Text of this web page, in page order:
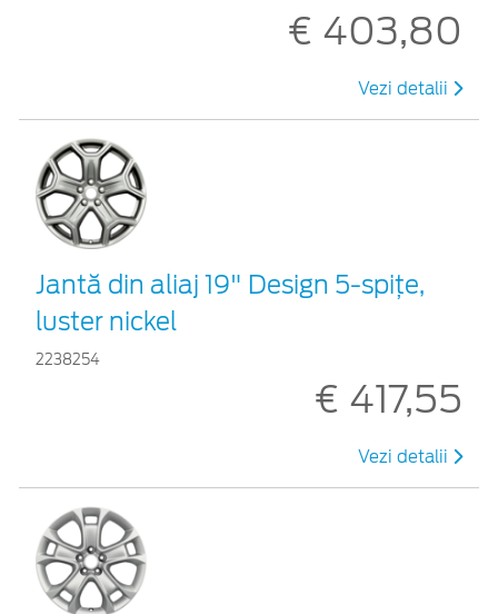
€ 403,80
Vezi detalii
Jantă din aliaj 19" Design 5-spiţe,
luster nickel
2238254
€ 417,55
Vezi detalii